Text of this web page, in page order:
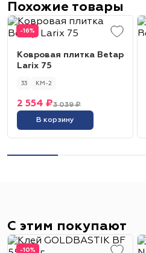
Похожие товары
-16%
Ковровая плитка Betap
Larix 75
33 КМ-2
3 039 ₽
2 554 ₽
В корзину
С этим покупают
-10%